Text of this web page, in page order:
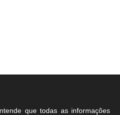
que todas as informações